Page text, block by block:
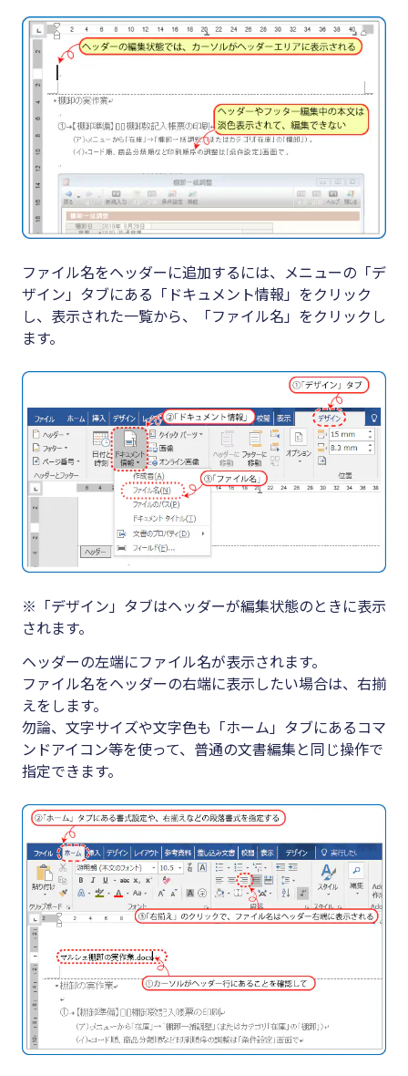
ファイル名をヘッダーに追加するには、メニューの「デ
ザイン」タブにある「ドキュメント情報」をクリック
し、表示された一覧から、「ファイル名」をクリックし
ます。
※「デザイン」タブはヘッダーが編集状態のときに表示
されます。
ヘッダーの左端にファイル名が表示されます。
ファイル名をヘッダーの右端に表示したい場合は、右揃
えをします。
勿論、文字サイズや文字色も「ホーム」タブにあるコマ
ンドアイコン等を使って、普通の文書編集と同じ操作で
指定できます。